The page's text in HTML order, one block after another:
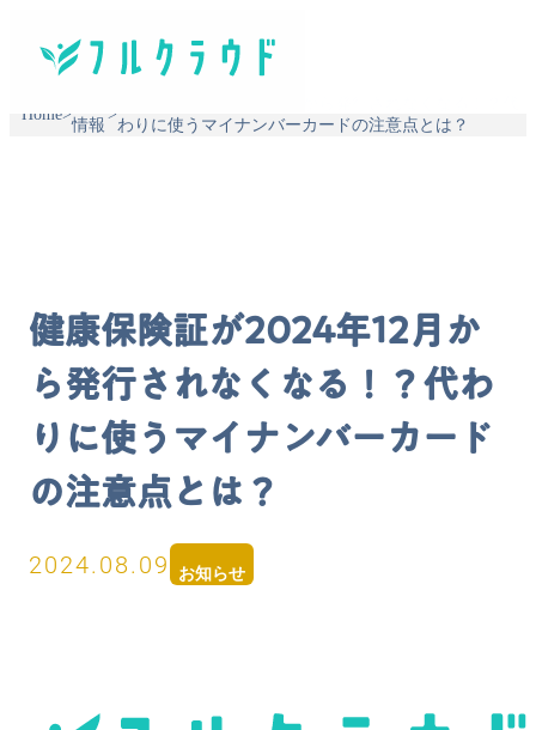
Home>
情報
>
わりに使うマイナンバーカードの注意点とは？
健康保険証が2024年12月か
ら発行されなくなる！？代わ
りに使うマイナンバーカード
の注意点とは？
2024.08.09 お知らせ